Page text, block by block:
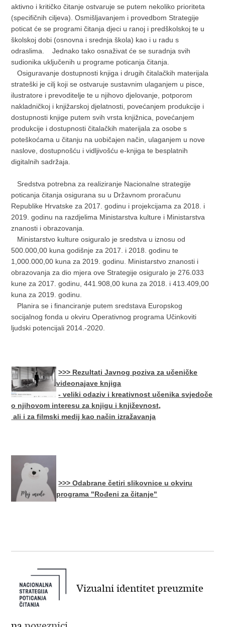
aktivno i kritičko čitanje ostvaruje se putem nekoliko prioriteta
(specifičnih ciljeva). Osmišljavanjem i provedbom Strategije
poticat će se programi čitanja djeci u ranoj i predškolskoj te u
školskoj dobi (osnovna i srednja škola) kao i u radu s
odraslima. Jednako tako osnaživat će se suradnja svih
sudionika uključenih u programe poticanja čitanja.
Osiguravanje dostupnosti knjiga i drugih čitalačkih materijala
strateški je cilj koji se ostvaruje sustavnim ulaganjem u pisce,
ilustratore i prevoditelje te u njihovo djelovanje, potporom
nakladničkoj i knjižarskoj djelatnosti, povećanjem produkcije i
dostupnosti knjige putem svih vrsta knjižnica, povećanjem
produkcije i dostupnosti čitalačkih materijala za osobe s
poteškoćama u čitanju na uobičajen način, ulaganjem u nove
naslove, dostupnošću i vidljivošću e-knjiga te besplatnih
digitalnih sadržaja.
Sredstva potrebna za realiziranje Nacionalne strategije
poticanja čitanja osigurana su u Državnom proračunu
Republike Hrvatske za 2017. godinu i projekcijama za 2018. i
2019. godinu na razdjelima Ministarstva kulture i Ministarstva
znanosti i obrazovanja.
Ministarstvo kulture osiguralo je sredstva u iznosu od
500.000,00 kuna godišnje za 2017. i 2018. godinu te
1,000.000,00 kuna za 2019. godinu. Ministarstvo znanosti i
obrazovanja za dio mjera ove Strategije osiguralo je 276.033
kune za 2017. godinu, 441.908,00 kuna za 2018. i 413.409,00
kuna za 2019. godinu.
Planira se i financiranje putem sredstava Europskog
socijalnog fonda u okviru Operativnog programa Učinkoviti
ljudski potencijali 2014.-2020.
>>> Rezultati Javnog poziva za učeničke
videonajave knjiga
- veliki odaziv i kreativnost učenika svjedoče
o njihovom interesu za knjigu i književnost,
ali i za filmski medij kao način izražavanja
>>> Odabrane četiri slikovnice u okviru
programa "Rođeni za čitanje"​
Vizualni identitet preuzmite